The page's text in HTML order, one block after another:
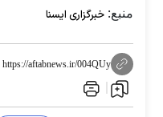
منبع: خبرگزاری ایسنا
https://aftabnews.ir/004QUy